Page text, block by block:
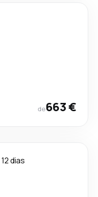
de663 €
12 dias